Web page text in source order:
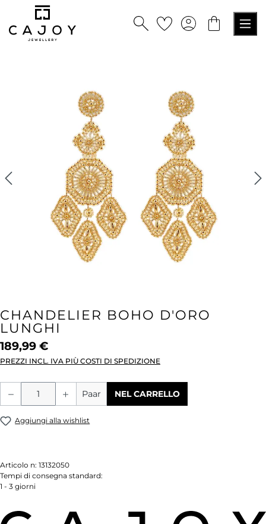
principale
CHANDELIER BOHO D'ORO
LUNGHI
189,99 €
PREZZI INCL. IVA PIÙ COSTI DI SPEDIZIONE
Quantità del prodotto: inserisci la
Paar NEL CARRELLO
Aggiungi alla wishlist
Articolo n: 13132050
Tempi di consegna standard:
1 - 3 giorni